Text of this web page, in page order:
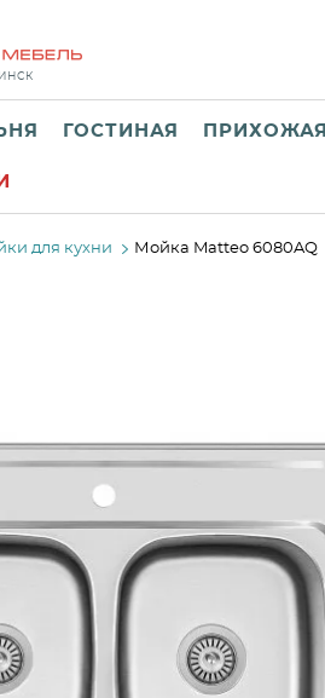
ГОСТИНАЯ ПРИХОЖАЯ
для кухни Мойка Matteo 6080AQ